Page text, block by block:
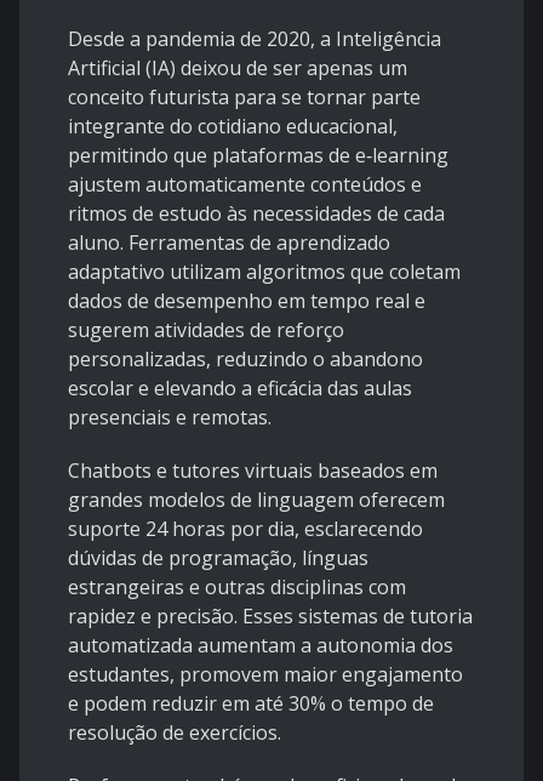
Desde a pandemia de 2020, a Inteligência
Artificial (IA) deixou de ser apenas um
conceito futurista para se tornar parte
integrante do cotidiano educacional,
permitindo que plataformas de e‑learning
ajustem automaticamente conteúdos e
ritmos de estudo às necessidades de cada
aluno. Ferramentas de aprendizado
adaptativo utilizam algoritmos que coletam
dados de desempenho em tempo real e
sugerem atividades de reforço
personalizadas, reduzindo o abandono
escolar e elevando a eficácia das aulas
presenciais e remotas.
Chatbots e tutores virtuais baseados em
grandes modelos de linguagem oferecem
suporte 24 horas por dia, esclarecendo
dúvidas de programação, línguas
estrangeiras e outras disciplinas com
rapidez e precisão. Esses sistemas de tutoria
automatizada aumentam a autonomia dos
estudantes, promovem maior engajamento
e podem reduzir em até 30% o tempo de
resolução de exercícios.